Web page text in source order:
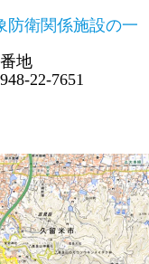
衛関係施設の一
地
22-7651